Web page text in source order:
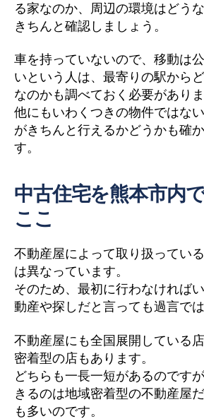
る家なのか、周辺の環境はどう
きちんと確認しましょう。
車を持っていないので、移動は
いという人は、最寄りの駅から
なのかも調べておく必要がありま
他にもいわくつきの物件ではな
がきちんと行えるかどうかも確
す。
中古住宅を熊本市内
ここ
不動産屋によって取り扱ってい
は異なっています。
そのため、最初に行わなければ
動産や探しだと言っても過言では
不動産屋にも全国展開している
密着型の店もあります。
どちらも一長一短があるのです
きるのは地域密着型の不動産屋
も多いのです。